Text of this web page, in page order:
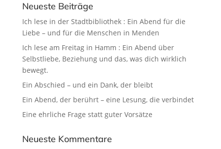
Neueste Beiträge
Ich lese in der Stadtbibliothek : Ein Abend für die
Liebe – und für die Menschen in Menden
Ich lese am Freitag in Hamm : Ein Abend über
Selbstliebe, Beziehung und das, was dich wirklich
bewegt.
Ein Abschied – und ein Dank, der bleibt
Ein Abend, der berührt – eine Lesung, die verbindet
Eine ehrliche Frage statt guter Vorsätze
Neueste Kommentare